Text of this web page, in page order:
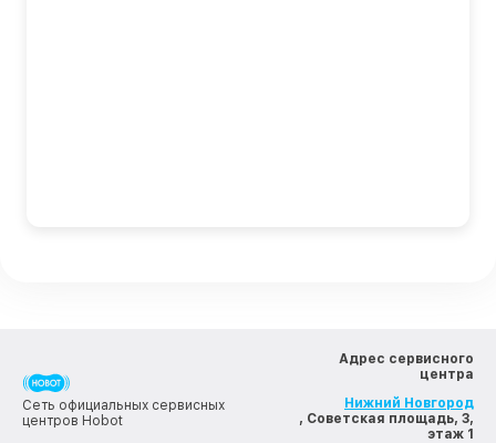
Сеть официальных сервисных
центров Hobot
Адрес сервисного
центра
Нижний Новгород
, Советская площадь, 3,
этаж 1